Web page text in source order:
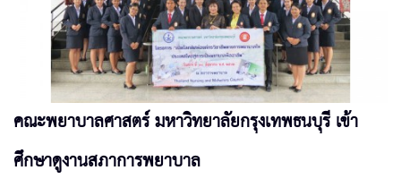
คณะพยาบาลศาสตร์ มหาวิทยาลัยกรุงเทพธนบุรี เข้า
ศึกษาดูงานสภาการพยาบาล